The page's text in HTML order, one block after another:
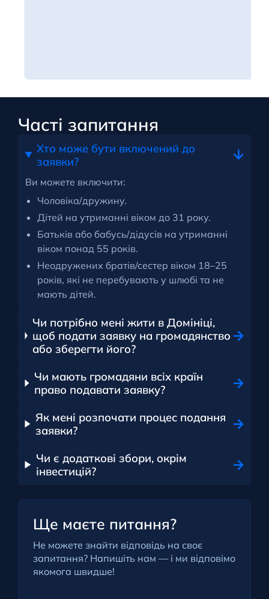
Часті запитання
Хто може бути включений до
заявки?
Ви можете включити:
Чоловіка/дружину.
Дітей на утриманні віком до 31 року.
Батьків або бабусь/дідусів на утриманні
віком понад 55 років.
Неодружених братів/сестер віком 18–25
років, які не перебувають у шлюбі та не
мають дітей.
Чи потрібно мені жити в Домініці,
щоб подати заявку на громадянство
або зберегти його?
Чи мають громадяни всіх країн
право подавати заявку?
Як мені розпочати процес подання
заявки?
Чи є додаткові збори, окрім
інвестицій?
Ще маєте питання?
Не можете знайти відповідь на своє
запитання? Напишіть нам — і ми відповімо
якомога швидше!